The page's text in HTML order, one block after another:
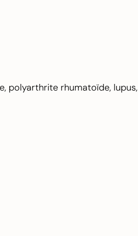
polyarthrite rhumatoïde, lupus,